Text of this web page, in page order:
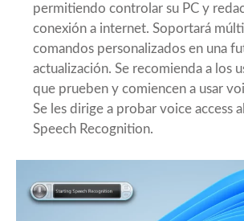
permitiendo controlar su PC y
conexión a internet. Soportará
comandos personalizados en una
actualización. Se recomienda a los
que prueben y comiencen a usar
Se les dirige a probar voice access
Speech Recognition.